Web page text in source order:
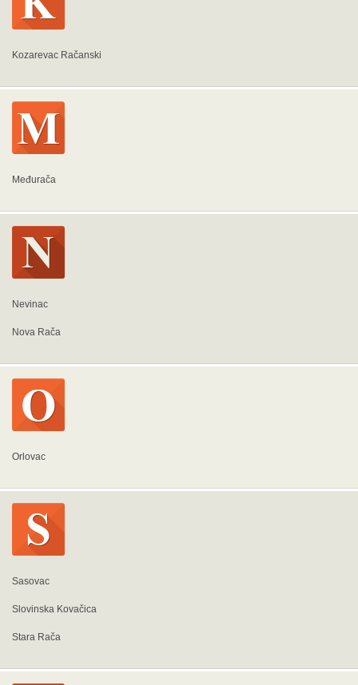
Kozarevac Račanski
Međurača
Nevinac
Nova Rača
Orlovac
Sasovac
Slovinska Kovačica
Stara Rača